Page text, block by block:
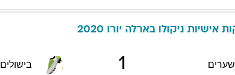
אישיות ניקולו בארלה יורו 2020
שערים 1 בישולים